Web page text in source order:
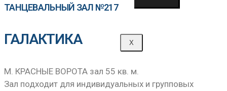
X
ТАНЦЕВАЛЬНЫЙ ЗАЛ №217
ГАЛАКТИКА
М. КРАСНЫЕ ВОРОТА зал 55 кв. м.
Зал подходит для индивидуальных и групповых